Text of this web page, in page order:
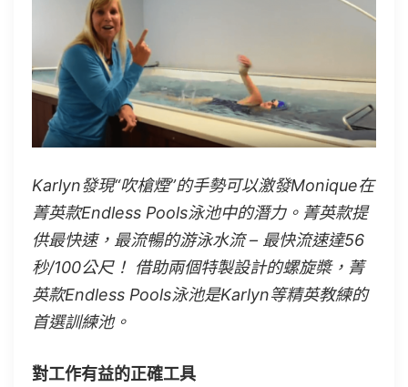
Karlyn發現“吹槍煙”的手勢可以激發Monique在
菁英款Endless Pools泳池中的潛力。菁英款提
供最快速，最流暢的游泳水流 – 最快流速達56
秒/100公尺！ 借助兩個特製設計的螺旋槳，菁
英款Endless Pools泳池是Karlyn等精英教練的
首選訓練池。
對工作有益的正確工具